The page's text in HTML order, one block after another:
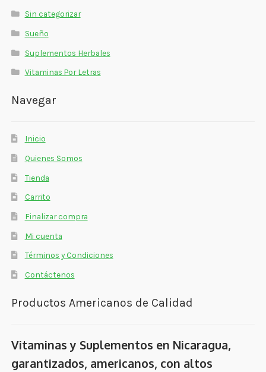
Salud Visual
Multivitaminas Adultos 50 Años A Más
Sin categorizar
Sueño
Suplementos Herbales
Vitaminas Por Letras
Navegar
Inicio
Quienes Somos
Tienda
Carrito
Finalizar compra
Mi cuenta
Términos y Condiciones
Contáctenos
Productos Americanos de Calidad
Vitaminas y Suplementos en Nicaragua,
garantizados, americanos, con altos